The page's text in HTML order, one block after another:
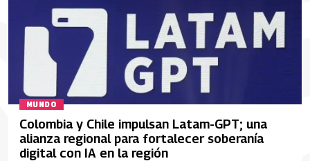
MUNDO
Colombia y Chile impulsan Latam-GPT; una
alianza regional para fortalecer soberanía
digital con IA en la región